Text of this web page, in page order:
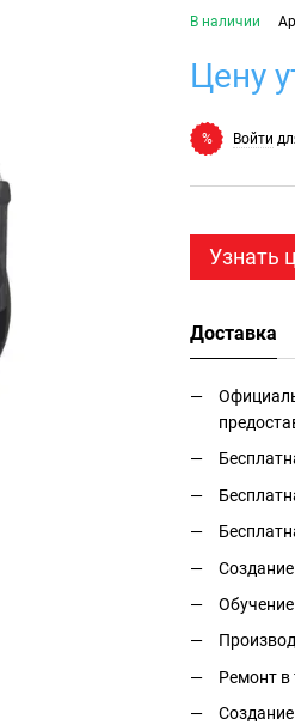
В наличии
Цену
% Войти
Узнать
Доставка
Ремонт в